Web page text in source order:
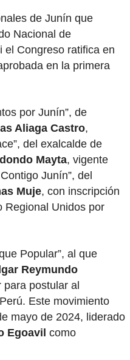
de Junín que
Nacional de
el Congreso ratifica en
en la primera
por Junín”, de
Aliaga Castro,
del exalcalde de
Mayta, vigente
Junín”, del
Muje, con inscripción
Regional Unidos por
Popular”, al que
Reymundo
para postular al
Este movimiento
mayo de 2024, liderado
Egoavil como